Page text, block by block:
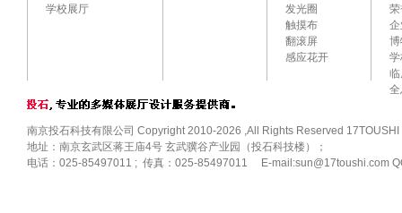
学校展厅
发光圈
触摸布
翻滚屏
感应花开
南京投石科技有限公司 Copyright 2010-2026 ,All Rights Reserved 17TOUSHI
地址：南京玄武区蒋王庙4号 玄武骥谷产业园（投石科技楼）；
电话：025-85497011 ; 传真：025-85497011 E-mail:sun@17toushi.com